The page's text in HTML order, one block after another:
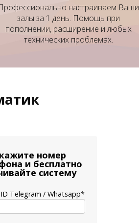
настраиваем Ваши
залы за 1 день. Помощь при
пополнении, расширение и любых
технических проблемах.
номер
и бесплатно
систему
Telegram / Whatsapp*